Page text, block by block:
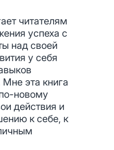
читателям
успеха с
над своей
у себя
Мне эта книга
новому
действия и
к себе, к